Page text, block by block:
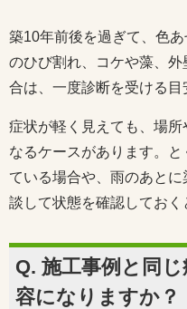
築10年前後を過ぎて、色
のひび割れ、コケや藻、
合は、一度診断を受ける目
症状が軽く見えても、場
なるケースがあります。
ている場合や、雨のあと
談して状態を確認しておく
Q. 施工事例と同
容になりますか？